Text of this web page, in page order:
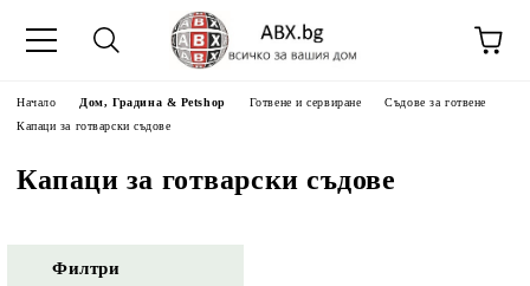
Начало Дом, Градина & Petshop Готвене и сервиране
Съдове за готвене
Капаци за готварски съдове
Капаци за готварски съдове
Филтри